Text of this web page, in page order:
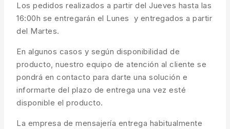
Los pedidos realizados a partir del Jueves hasta las
16:00h se entregarán el Lunes y entregados a partir
del Martes.
En algunos casos y según disponibilidad de
producto, nuestro equipo de atención al cliente se
pondrá en contacto para darte una solución e
informarte del plazo de entrega una vez esté
disponible el producto.
La empresa de mensajería entrega habitualmente